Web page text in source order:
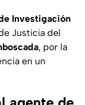
Investigación
Justicia del
, por la
en un